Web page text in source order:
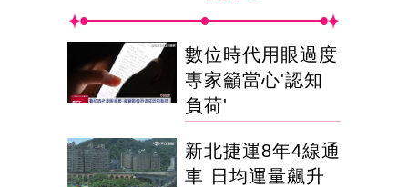
數位時代用眼過度
專家籲當心'認知
負荷'
新北捷運8年4線通
車 日均運量飆升